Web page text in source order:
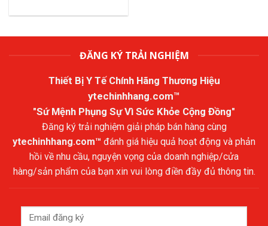
ĐĂNG KÝ TRẢI NGHIỆM
Thiết Bị Y Tế Chính Hãng Thương Hiệu
ytechinhhang.com™
"Sứ Mệnh Phụng Sự Vì Sức Khỏe Cộng Đồng"
Đăng ký trải nghiệm giải pháp bán hàng cùng
ytechinhhang.com™ đánh giá hiệu quả hoạt động và phản
hồi về nhu cầu, nguyện vọng của doanh nghiệp/cửa
hàng/sản phẩm của bạn xin vui lòng điền đầy đủ thông tin.